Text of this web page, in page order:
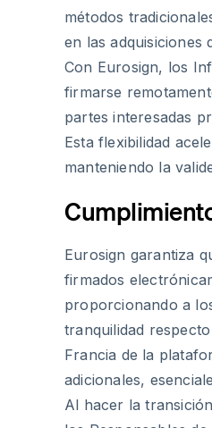
métodos
en las adquisiciones
Con Eurosign, los
firmarse
partes interesadas
Esta flexibilidad
manteniendo la
Eurosign garantiza
firmados
proporcionando a
tranquilidad
Francia de la
adicionales,
Al hacer la